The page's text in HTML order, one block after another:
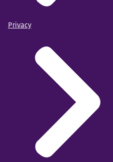
Privacy